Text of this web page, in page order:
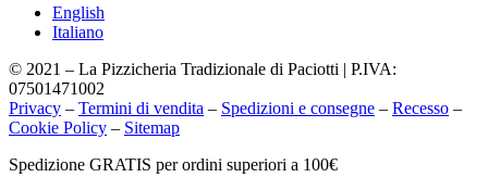
English
Italiano
© 2021 – La Pizzicheria Tradizionale di Paciotti | P.IVA:
07501471002
Privacy – Termini di vendita – Spedizioni e consegne – Recesso –
Cookie Policy – Sitemap
Chiudi
Spedizione GRATIS per ordini superiori a 100€